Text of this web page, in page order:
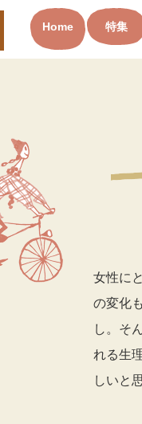
Home 特集
女性に
の変化
し。そ
れる生
しいと